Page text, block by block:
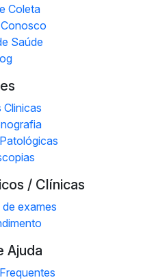
Coleta
Saúde
Clinicas
/ Clínicas
exames
Ajuda